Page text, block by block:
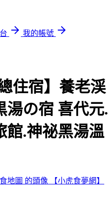
我的帳號
住宿】養老渓
湯の宿 喜代元.
館.神祕黑湯溫
【小虎食夢網】